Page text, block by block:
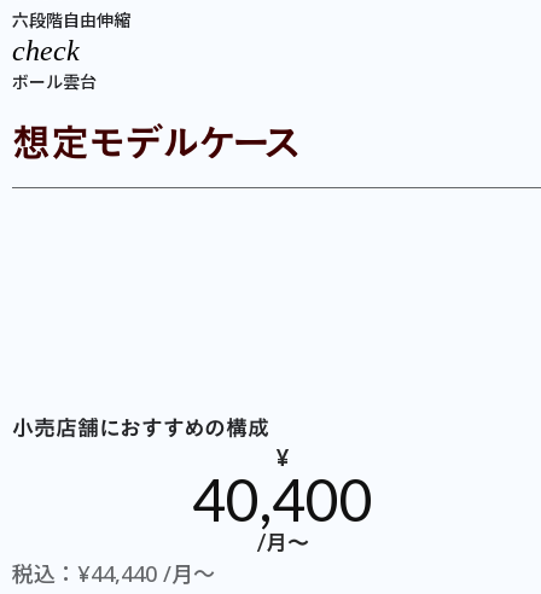
六段階自由伸縮
check
ボール雲台
想定モデルケース
小売店舗におすすめの構成
¥
40,400
/月〜
税込：¥44,440 /月〜